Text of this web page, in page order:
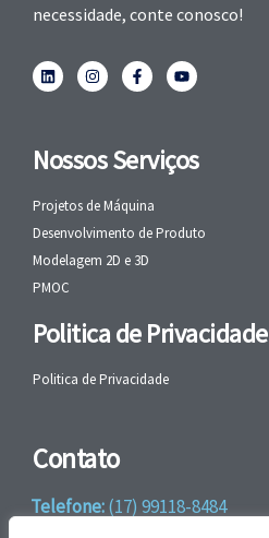
necessidade, conte conosco!
Nossos Serviços
Projetos de Máquina
Desenvolvimento de Produto
Modelagem 2D e 3D
PMOC
Politica de Privacidade
Politica de Privacidade
Contato
Telefone:(17) 99118-8484